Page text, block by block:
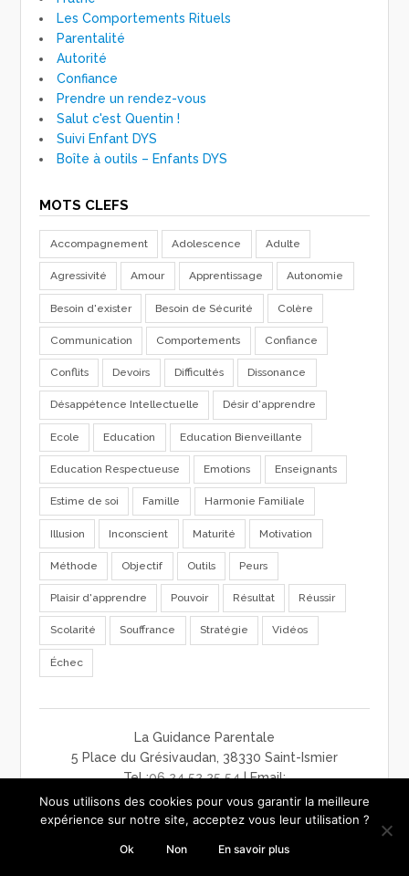
Les Comportements Rituels
Parentalité
Autorité
Confiance
Prendre un rendez-vous
Salut c'est Quentin !
Suivi Enfant DYS
Boîte à outils – Enfants DYS
MOTS CLEFS
Accompagnement Adolescence Adulte
Agressivité Amour Apprentissage Autonomie
Besoin d'exister Besoin de Sécurité Colère
Communication Comportements Confiance
Conflits Devoirs Difficultés Dissonance
Désappétence Intellectuelle Désir d'apprendre
Ecole Education Education Bienveillante
Education Respectueuse Emotions Enseignants
Estime de soi Famille Harmonie Familiale
Illusion Inconscient Maturité Motivation
Méthode Objectif Outils Peurs
Plaisir d'apprendre Pouvoir Résultat Réussir
Scolarité Souffrance Stratégie Vidéos
Échec
La Guidance Parentale
5 Place du Grésivaudan, 38330 Saint-Ismier
Tel :06 24 52 25 54| Email:
contact@laguidanceparentale.com
mentions légales-charte de confidentialité-CGV
Nous utilisons des cookies pour vous garantir la meilleure
expérience sur notre site, acceptez vous leur utilisation ?
Ok Non En savoir plus